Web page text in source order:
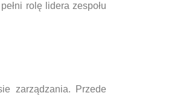
rolę lidera zespołu
zarządzania. Przede